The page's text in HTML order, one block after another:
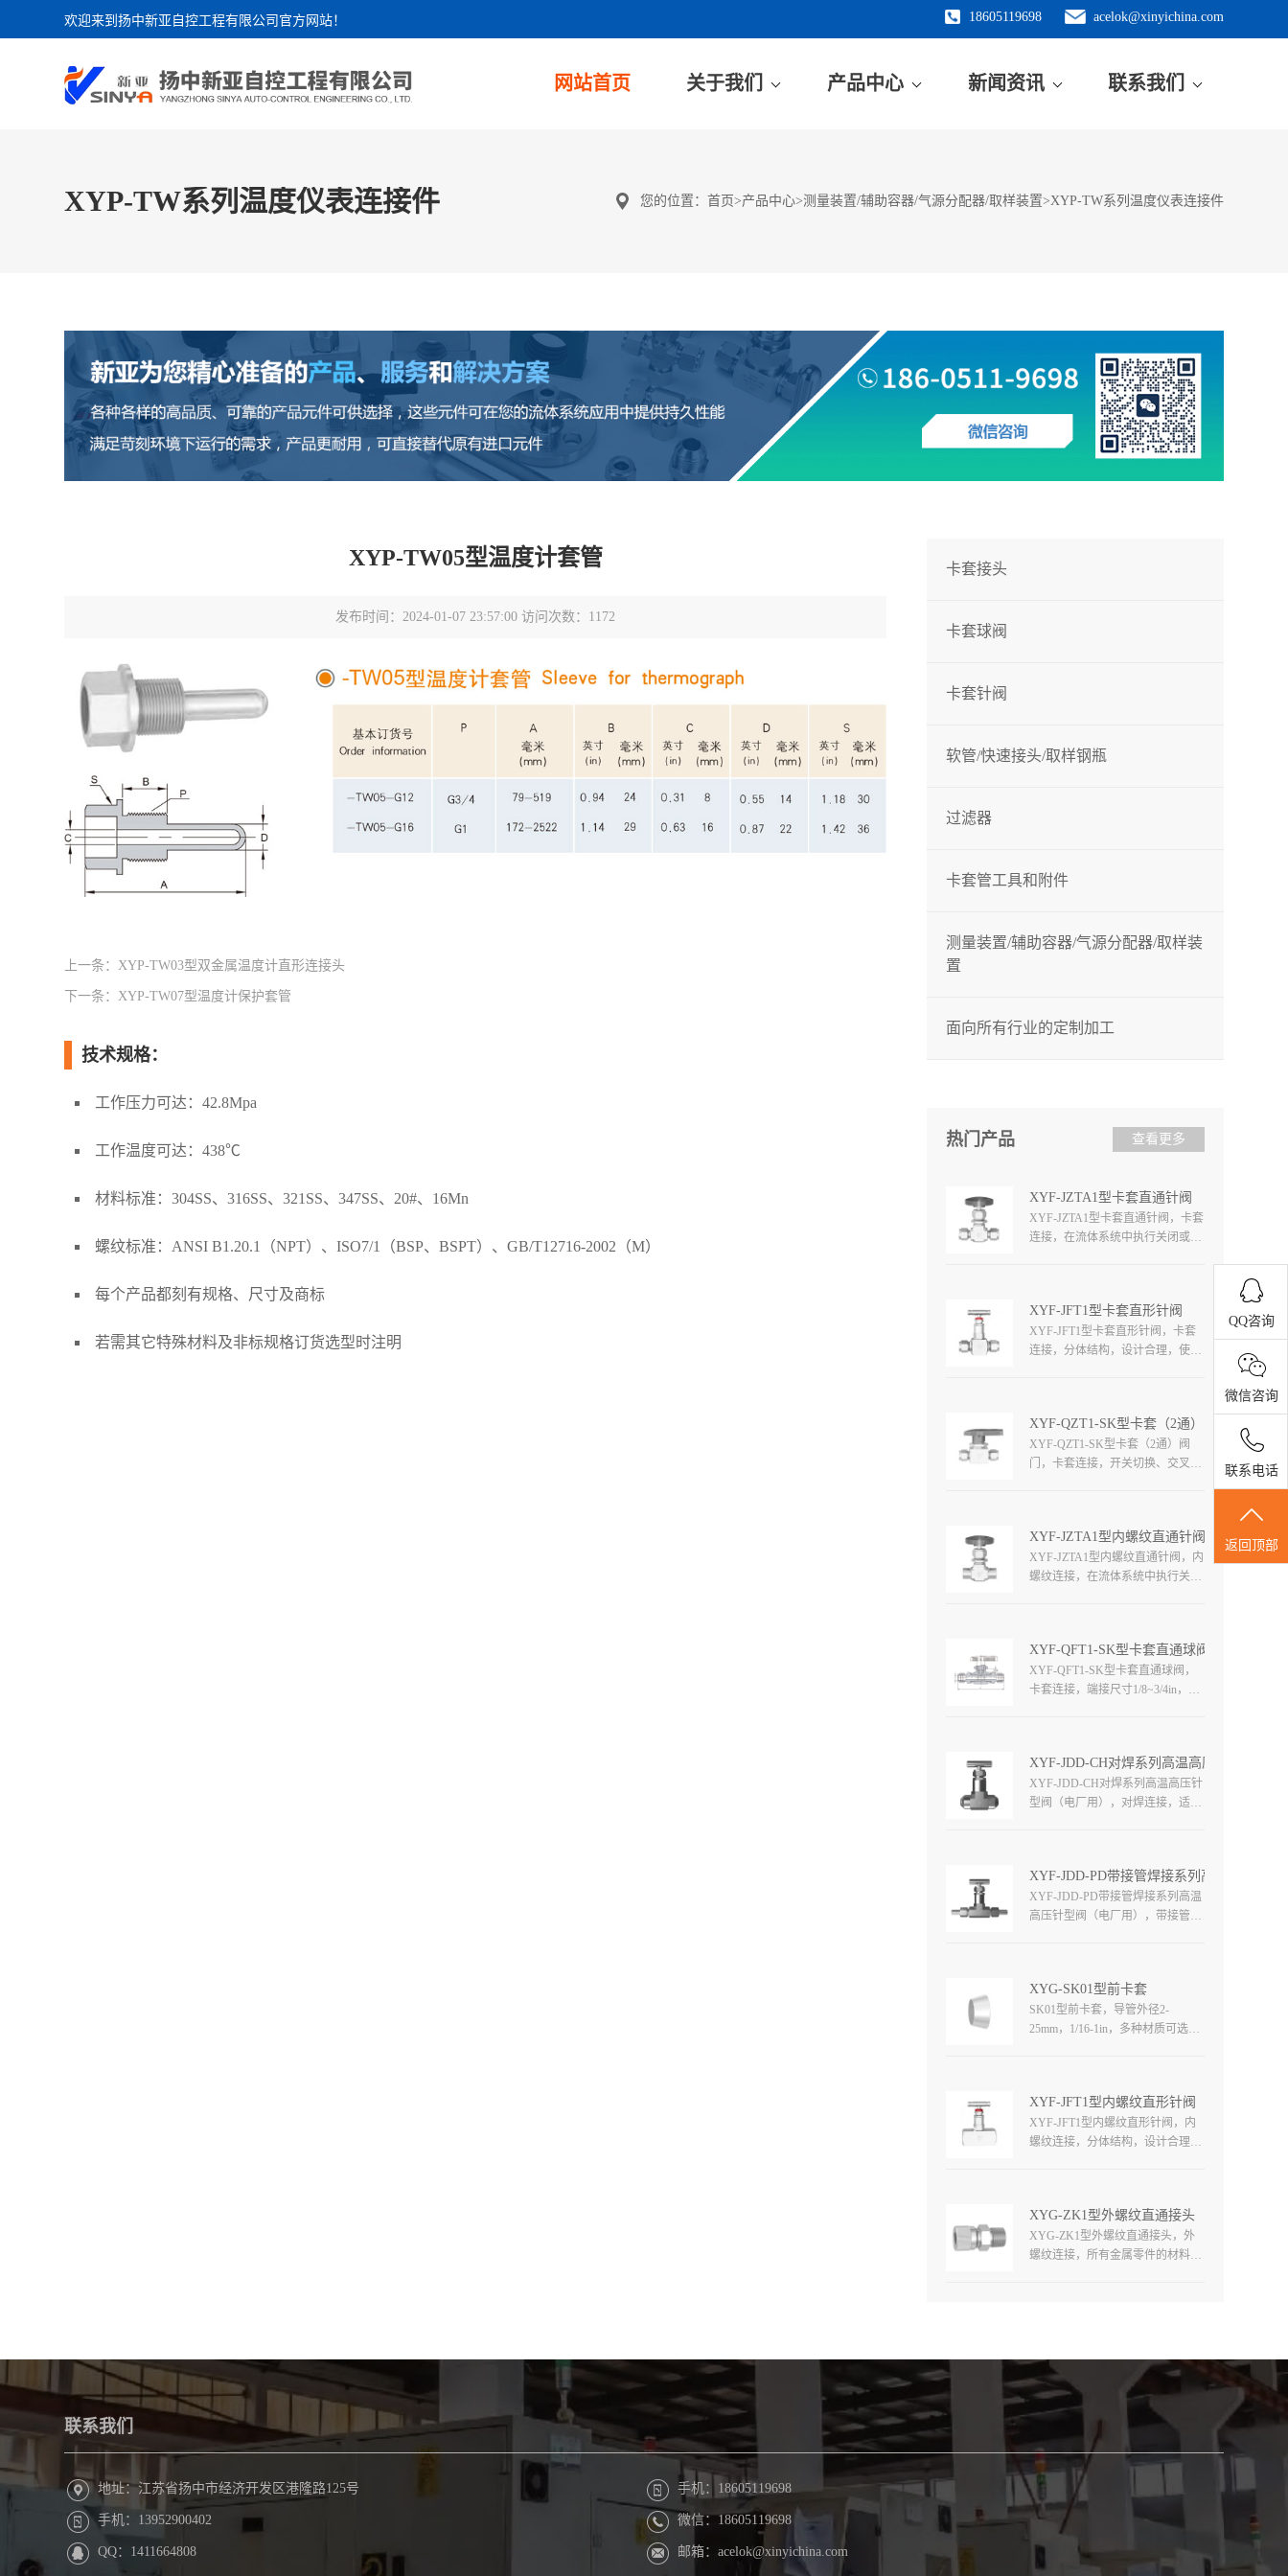
欢迎来到扬中新亚自控工程有限公司官方网站！ 18605119698 acelok@xinyichina.com
网站首页 关于我们 产品中心 新闻资讯 联系我们
XYP-TW系列温度仪表连接件 您的位置： 首页>产品中心>测量装置/辅助容器/气源分配器/取样装置>XYP-TW系列温度仪表连接件
XYP-TW05型温度计套管
发布时间：2024-01-07 23:57:00 访问次数：1172
上一条： XYP-TW03型双金属温度计直形连接头
下一条： XYP-TW07型温度计保护套管
技术规格：
工作压力可达：42.8Mpa
工作温度可达：438℃
材料标准：304SS、316SS、321SS、347SS、20#、16Mn
螺纹标准：ANSI B1.20.1（NPT）、ISO7/1（BSP、BSPT）、GB/T12716-2002（M）
每个产品都刻有规格、尺寸及商标
若需其它特殊材料及非标规格订货选型时注明
卡套接头
卡套球阀
卡套针阀
软管/快速接头/取样钢瓶
过滤器
卡套管工具和附件
测量装置/辅助容器/气源分配器/取样装
置
面向所有行业的定制加工
热门产品 查看更多
XYF-JZTA1型卡套直通针阀
XYF-JZTA1型卡套直通针阀，卡套
连接，在流体系统中执行关闭或切
6000PSI（413bar），工作温度高达
315℃（600°F）。
XYF-JFT1型卡套直形针阀
XYF-JFT1型卡套直形针阀，卡套
连接，分体结构，设计合理，使用
XYF-QZT1-SK型卡套（2通）阀门
XYF-QZT1-SK型卡套（2通）阀
门，卡套连接，开关切换、交叉转
尺寸1/8~1/2in，φ3~φ12mm。
XYF-JZTA1型内螺纹直通针阀
XYF-JZTA1型内螺纹直通针阀，内
螺纹连接，在流体系统中执行关闭
达6000PSI（413bar），工作温度高
达315℃（600°F）。
XYF-QFT1-SK型卡套直通球阀
XYF-QFT1-SK型卡套直通球阀，
卡套连接，端接尺寸1/8~3/4in，
求。
XYF-JDD-CH对焊系列高温高压针型阀（电
XYF-JDD-CH对焊系列高温高压针
型阀（电厂用），对焊连接，适用
作温度高达650°C（1202°F）。
XYF-JDD-PD带接管焊接系列高温高压针型
XYF-JDD-PD带接管焊接系列高温
高压针型阀（电厂用），带接管焊
6000Psi（413bar），工作温度高达
650°C（1202°F）。
XYG-SK01型前卡套
SK01型前卡套，导管外径2-
25mm，1/16-1in，多种材质可选，
XYF-JFT1型内螺纹直形针阀
XYF-JFT1型内螺纹直形针阀，内
螺纹连接，分体结构，设计合理，
XYG-ZK1型外螺纹直通接头
XYG-ZK1型外螺纹直通接头，外
螺纹连接，所有金属零件的材料都
联系我们
地址：江苏省扬中市经济开发区港隆路125号 手机：18605119698
手机：13952900402 微信：18605119698
QQ：1411664808 邮箱：acelok@xinyichina.com
QQ咨询
微信咨询
联系电话
返回顶部